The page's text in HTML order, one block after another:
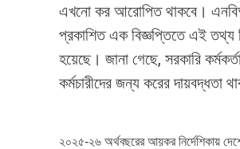
এখনো কর আরোপিত থাকবে।
প্রকাশিত এক বিজ্ঞপ্তিতে এই তথ্য
হয়েছে। জানা গেছে, সরকারি
কর্মচারীদের জন্য করের দায়বদ্ধতা
২০২৫-২৬ অর্থবছরের আয়কর নির্দেশিকায়